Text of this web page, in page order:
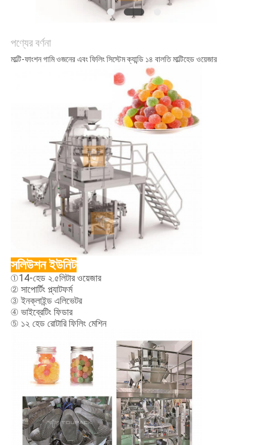
গোপনীয়তা
পণ্যের বর্ণনা
মাল্টি-ফাংশন গামি ওজনের এবং ফিলিং সিস্টেম ক্যান্ডি ১৪ বালতি মাল্টিহেড ওয়েজার
সলিউশন ইউনিট
①14-হেড ২.৫লিটার ওয়েজার
② সাপোর্টিং প্ল্যাটফর্ম
③ ইনক্লাইন্ড এলিভেটর
④ ভাইব্রেটিং ফিডার
⑤ ১২ হেড রোটারি ফিলিং মেশিন